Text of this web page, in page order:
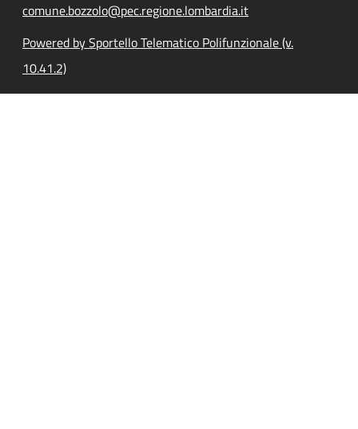
comune.bozzolo@pec.regione.lombardia.it
Powered by Sportello Telematico Polifunzionale (v.
10.41.2)